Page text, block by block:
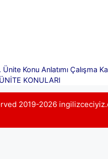
Ünite Konu Anlatımı Çalışma
KONULARI
2019-2026